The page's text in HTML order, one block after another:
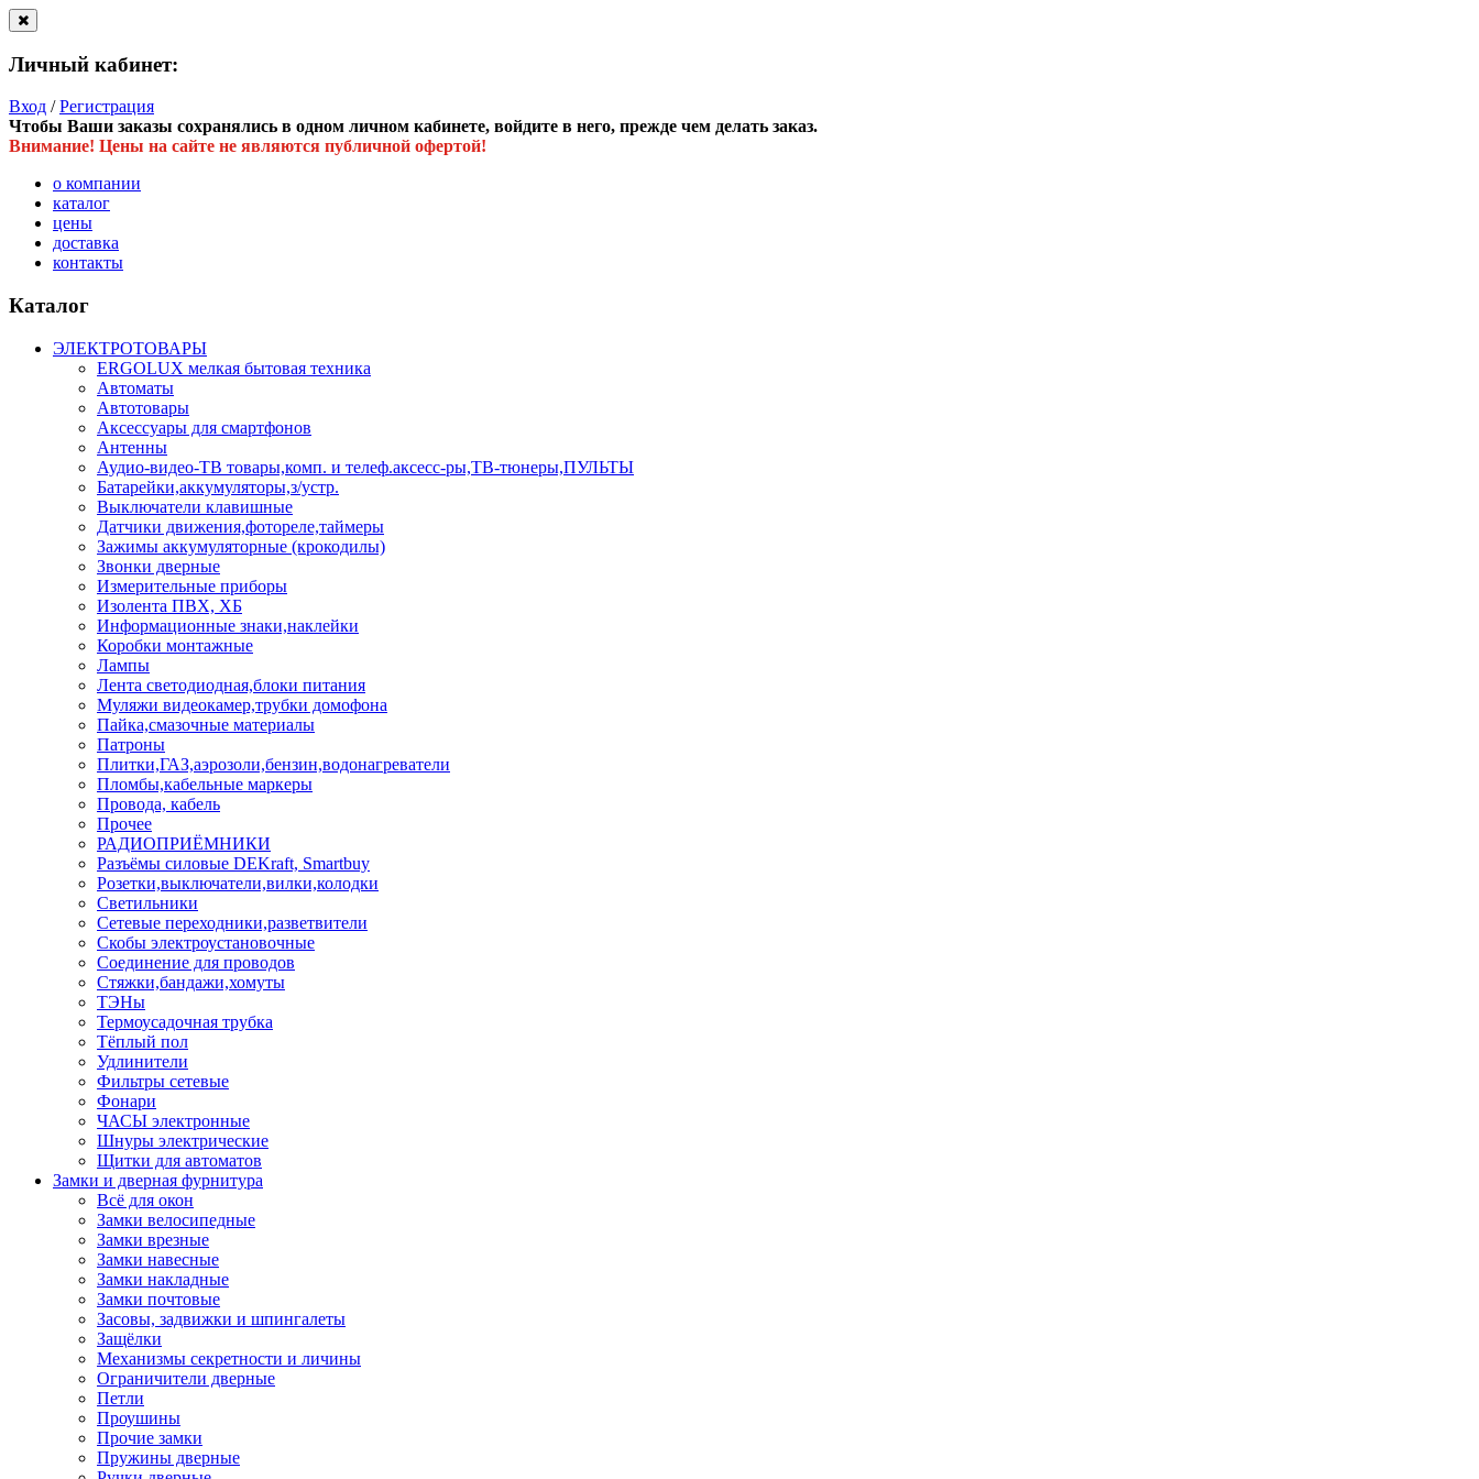
Личный кабинет:
Вход /Регистрация
Чтобы Ваши заказы сохранялись в одном личном кабинете, войдите в него, прежде чем делать заказ.
Внимание! Цены на сайте не являются публичной офертой!
о компании
каталог
цены
доставка
контакты
Каталог
ЭЛЕКТРОТОВАРЫ
ERGOLUX мелкая бытовая техника
Автоматы
Автотовары
Аксессуары для смартфонов
Антенны
Аудио-видео-ТВ товары,комп. и телеф.аксесс-ры,ТВ-тюнеры,ПУЛЬТЫ
Батарейки,аккумуляторы,з/устр.
Выключатели клавишные
Датчики движения,фотореле,таймеры
Зажимы аккумуляторные (крокодилы)
Звонки дверные
Измерительные приборы
Изолента ПВХ, ХБ
Информационные знаки,наклейки
Коробки монтажные
Лампы
Лента светодиодная,блоки питания
Муляжи видеокамер,трубки домофона
Пайка,смазочные материалы
Патроны
Плитки,ГАЗ,аэрозоли,бензин,водонагреватели
Пломбы,кабельные маркеры
Провода, кабель
Прочее
РАДИОПРИЁМНИКИ
Разъёмы силовые DEKraft, Smartbuy
Розетки,выключатели,вилки,колодки
Светильники
Сетевые переходники,разветвители
Скобы электроустановочные
Соединение для проводов
Стяжки,бандажи,хомуты
ТЭНы
Термоусадочная трубка
Тёплый пол
Удлинители
Фильтры сетевые
Фонари
ЧАСЫ электронные
Шнуры электрические
Щитки для автоматов
Замки и дверная фурнитура
Всё для окон
Замки велосипедные
Замки врезные
Замки навесные
Замки накладные
Замки почтовые
Засовы, задвижки и шпингалеты
Защёлки
Механизмы секретности и личины
Ограничители дверные
Петли
Проушины
Прочие замки
Пружины дверные